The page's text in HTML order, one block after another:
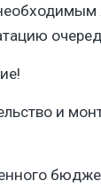
и